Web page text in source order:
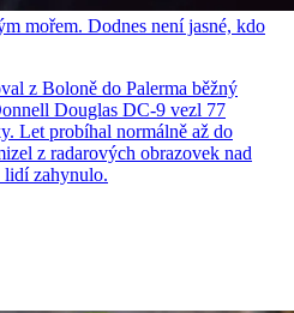
mořem. Dodnes není jasné, kdo
z Boloně do Palerma běžný
Douglas DC-9 vezl 77
Let probíhal normálně až do
z radarových obrazovek nad
lidí zahynulo.